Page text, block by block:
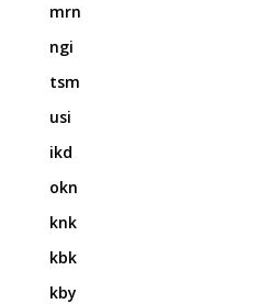
mrn
ngi
tsm
usi
ikd
okn
knk
kbk
kby